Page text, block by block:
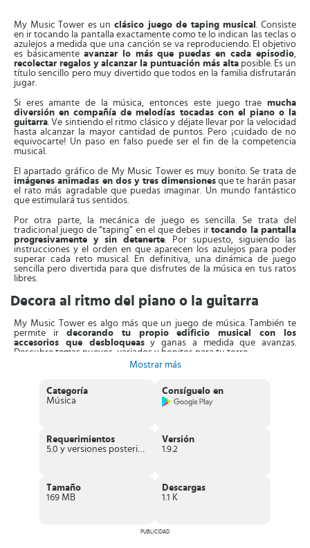
My Music Tower es un clásico juego de taping musical. Consiste
en ir tocando la pantalla exactamente como te lo indican las teclas o
azulejos a medida que una canción se va reproduciendo. El objetivo
es básicamente avanzar lo más que puedas en cada episodio,
recolectar regalos y alcanzar la puntuación más alta posible. Es un
título sencillo pero muy divertido que todos en la familia disfrutarán
jugar.
Si eres amante de la música, entonces este juego trae mucha
diversión en compañía de melodías tocadas con el piano o la
guitarra. Ve sintiendo el ritmo clásico y déjate llevar por la velocidad
hasta alcanzar la mayor cantidad de puntos. Pero ¡cuidado de no
equivocarte! Un paso en falso puede ser el fin de la competencia
musical.
El apartado gráfico de My Music Tower es muy bonito. Se trata de
imágenes animadas en dos y tres dimensionesque te harán pasar
el rato más agradable que puedas imaginar. Un mundo fantástico
que estimulará tus sentidos.
Por otra parte, la mecánica de juego es sencilla. Se trata del
tradicional juego de “taping” en el que debes irtocando la pantalla
progresivamente y sin detenerte. Por supuesto, siguiendo las
instrucciones y el orden en que aparecen los azulejos para poder
superar cada reto musical. En definitiva, una dinámica de juego
sencilla pero divertida para que disfrutes de la música en tus ratos
libres.
Decora al ritmo del piano o la guitarra
My Music Tower es algo más que un juego de música. También te
permite ir decorando tu propio edificio musical con los
accesorios que desbloqueasy ganas a medida que avanzas.
Descubre temas nuevos, variados y bonitos para tu torre.
temática. Recibe los regalos que tus invitados han reservado para ti.
son premios, así que no las pases por alto y tócalas también. Ten
cuidado de no presionar las bombas, porque acabarán con la pieza
musical? ¡Entonces no dejes de descargar My Music Tower! Vive
una aventura de ensueño acompañada de los compases de
Características de My Music Tower
Mostrar más
Categoría
Música
Consíguelo en
Requerimientos
5.0 y versiones posteriores
Versión
1.9.2
Tamaño
169 MB
Descargas
1.1 K
PUBLICIDAD